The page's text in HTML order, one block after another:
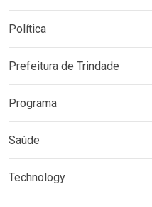
Política
Prefeitura de Trindade
Programa
Saúde
Technology